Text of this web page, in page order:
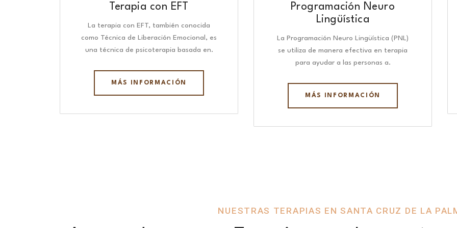
Terapia con EFT
La terapia con EFT, también conocida
como Técnica de Liberación Emocional, es
una técnica de psicoterapia basada en.
MÁS INFORMACIÓN
Programación Neuro
Lingüística​
La Programación Neuro Lingüística (PNL)
se utiliza de manera efectiva en terapia
para ayudar a las personas a.
MÁS INFORMACIÓN
NUESTRAS TERAPIAS EN SANTA CRUZ DE LA